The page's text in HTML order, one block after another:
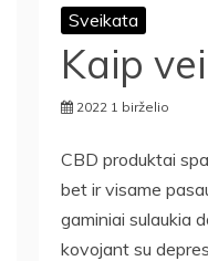
Sveikata
Kaip
2022 1 birželio
CBD produktai
bet ir visame
gaminiai sulaukia
kovojant su